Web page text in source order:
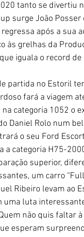
tanto se divertiu
surge João
após a sua
às grelhas da
iguala o record
fará a viagem
na categoria 1052 o
Daniel Rolo num
o seu Ford
a categoria H75-
superior,
um carro
Ribeiro levam ao
uma luta
não quis faltar
esperam